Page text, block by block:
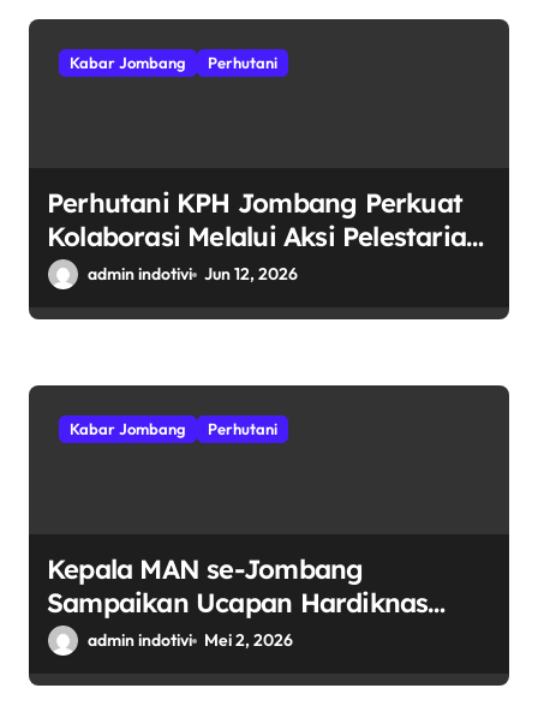
Kabar Jombang Perhutani
Perhutani KPH Jombang Perkuat
Kolaborasi Melalui Aksi Pelestarian
Sumber Mata Air Di Ngajuk
admin indotivi Jun 12, 2026
Kabar Jombang Perhutani
Kepala MAN se-Jombang
Sampaikan Ucapan Hardiknas
2026: Tegaskan Komitmen
admin indotivi Mei 2, 2026